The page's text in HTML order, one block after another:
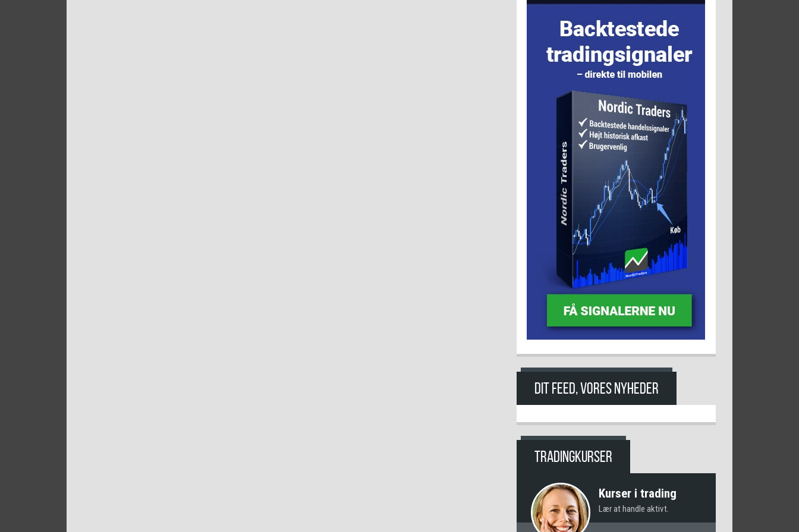
DIT FEED, VORES NYHEDER
TRADINGKURSER
Kurser i trading
Lær at handle aktivt.